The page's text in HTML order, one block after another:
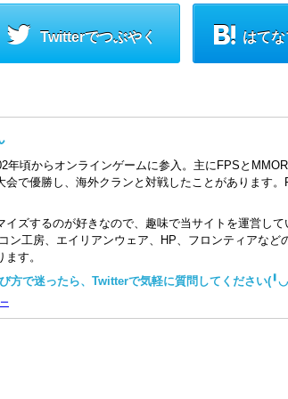
Twitterでつぶやく はて
年頃からオンラインゲームに参入。主にFPSと
会で優勝し、海外クランと対戦したことがあります
イズするのが好きなので、趣味で当サイトを運営し
ン工房、エイリアンウェア、HP、フロンティアなど
す。
方で迷ったら、Twitterで気軽に質問してください